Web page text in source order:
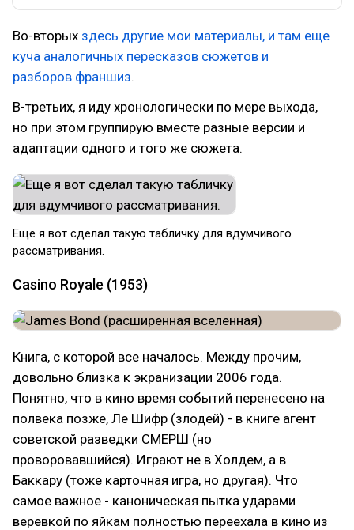
Во-вторых здесь другие мои материалы, и там еще
куча аналогичных пересказов сюжетов и
разборов франшиз.
В-третьих, я иду хронологически по мере выхода,
но при этом группирую вместе разные версии и
адаптации одного и того же сюжета.
Еще я вот сделал такую табличку для вдумчивого
рассматривания.
Casino Royale (1953)
Книга, с которой все началось. Между прочим,
довольно близка к экранизации 2006 года.
Понятно, что в кино время событий перенесено на
полвека позже, Ле Шифр (злодей) - в книге агент
советской разведки СМЕРШ (но
проворовавшийся). Играют не в Холдем, а в
Баккару (тоже карточная игра, но другая). Что
самое важное - каноническая пытка ударами
веревкой по яйкам полностью переехала в кино из